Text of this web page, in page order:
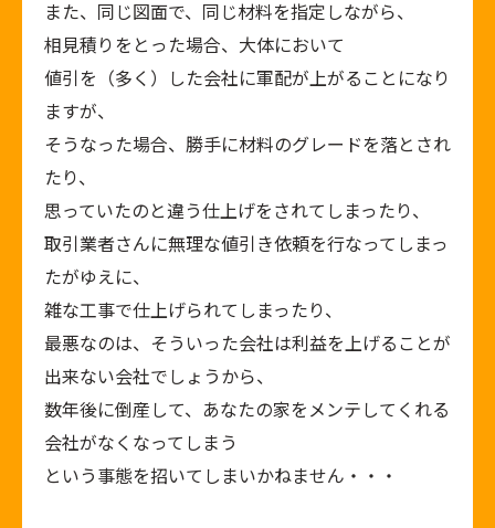
また、同じ図面で、同じ材料を指定しながら、
相見積りをとった場合、大体において
値引を（多く）した会社に軍配が上がることになり
ますが、
そうなった場合、勝手に材料のグレードを落とされ
たり、
思っていたのと違う仕上げをされてしまったり、
取引業者さんに無理な値引き依頼を行なってしまっ
たがゆえに、
雑な工事で仕上げられてしまったり、
最悪なのは、そういった会社は利益を上げることが
出来ない会社でしょうから、
数年後に倒産して、あなたの家をメンテしてくれる
会社がなくなってしまう
という事態を招いてしまいかねません・・・